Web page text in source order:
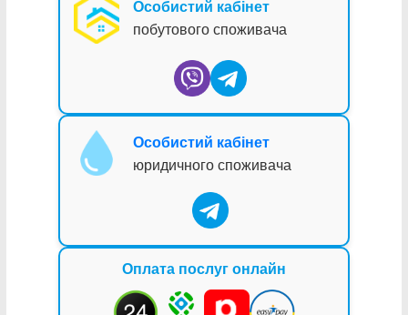
Особистий кабінет
побутового споживача
Особистий кабінет
юридичного споживача
Оплата послуг онлайн